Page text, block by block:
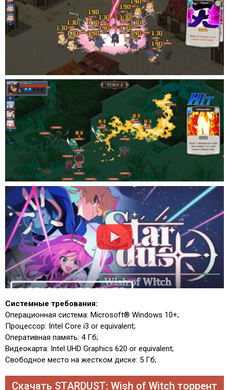
Системные требования:
Операционная система: Microsoft® Windows 10+;
Процессор: Intel Core i3 or equivalent;
Оперативная память: 4 Гб;
Видеокарта: Intel UHD Graphics 620 or equivalent;
Свободное место на жестком диске: 5 Гб;
Скачать STARDUST: Wish of Witch торрент